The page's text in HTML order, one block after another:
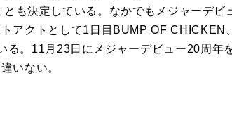
も決定している。なかでもメジャーデビ
アクトとして1日目BUMP OF CHICKEN
る。11月23日にメジャーデビュー20周年
いない。